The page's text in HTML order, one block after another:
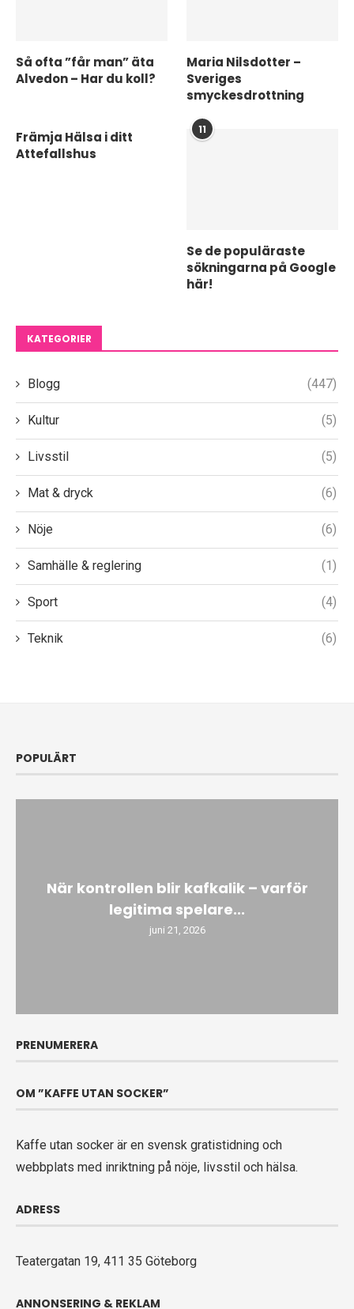
Så ofta ”får man” äta
Alvedon – Har du koll?
Maria Nilsdotter –
Sveriges
smyckesdrottning
Främja Hälsa i ditt
Attefallshus
11
Se de populäraste
sökningarna på Google
här!
KATEGORIER
Blogg (447)
Kultur (5)
Livsstil (5)
Mat & dryck (6)
Nöje (6)
Samhälle & reglering (1)
Sport (4)
Teknik (6)
POPULÄRT
När kontrollen blir kafkalik – varför
legitima spelare...
juni 21, 2026
PRENUMERERA
OM ”KAFFE UTAN SOCKER”
Kaffe utan socker är en svensk gratistidning och
webbplats med inriktning på nöje, livsstil och hälsa.
ADRESS
Teatergatan 19, 411 35 Göteborg
ANNONSERING & REKLAM